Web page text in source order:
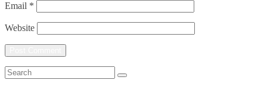
Email *
Website